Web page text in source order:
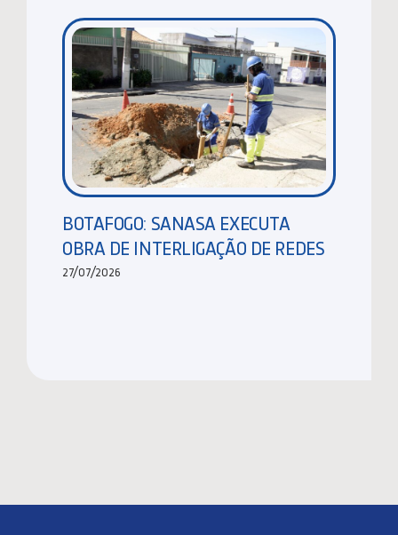
BOTAFOGO: SANASA EXECUTA
OBRA DE INTERLIGAÇÃO DE REDES
27/07/2026